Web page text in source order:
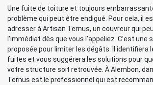
Une fuite de toiture et toujours
problème qui peut être endigué. Pour cela, il
adresser à Artisan Ternus, un couvreur qui
l’immédiat dès que vous l’appeliez. C’est une
proposée pour limiter les dégâts. Il identifiera
fuites et vous suggérera les solutions pour
votre structure soit retrouvée. À Alembon,
Ternus est le professionnel qui est